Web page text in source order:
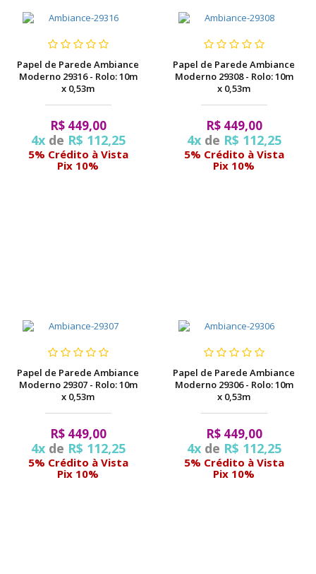
Papel de Parede Ambiance
Moderno 29316 - Rolo: 10m
x 0,53m
R$ 449,00
4xde R$ 112,25
5% Crédito à Vista
Pix 10%
Papel de Parede Ambiance
Moderno 29308 - Rolo: 10m
x 0,53m
R$ 449,00
4xde R$ 112,25
5% Crédito à Vista
Pix 10%
Papel de Parede Ambiance
Moderno 29307 - Rolo: 10m
x 0,53m
R$ 449,00
4xde R$ 112,25
5% Crédito à Vista
Pix 10%
Papel de Parede Ambiance
Moderno 29306 - Rolo: 10m
x 0,53m
R$ 449,00
4xde R$ 112,25
5% Crédito à Vista
Pix 10%